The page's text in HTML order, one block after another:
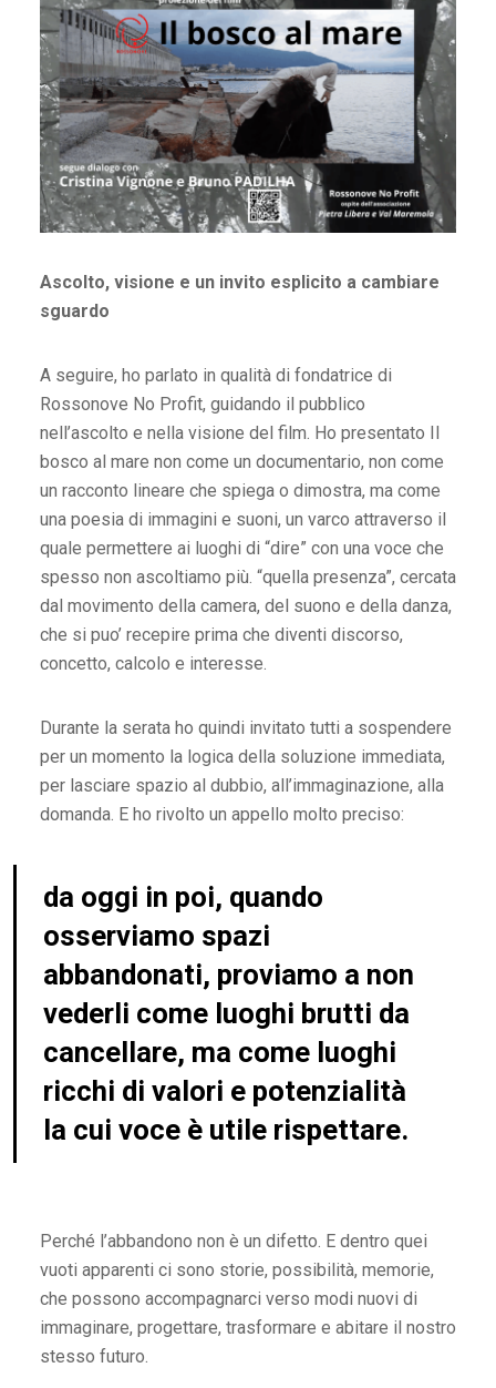
Ascolto, visione e un invito esplicito a cambiare
sguardo
A seguire, ho parlato in qualità di fondatrice di
Rossonove No Profit, guidando il pubblico
nell’ascolto e nella visione del film. Ho presentato Il
bosco al mare non come un documentario, non come
un racconto lineare che spiega o dimostra, ma come
una poesia di immagini e suoni, un varco attraverso il
quale permettere ai luoghi di “dire” con una voce che
spesso non ascoltiamo più. “quella presenza”, cercata
dal movimento della camera, del suono e della danza,
che si puo’ recepire prima che diventi discorso,
concetto, calcolo e interesse.
Durante la serata ho quindi invitato tutti a sospendere
per un momento la logica della soluzione immediata,
per lasciare spazio al dubbio, all’immaginazione, alla
domanda. E ho rivolto un appello molto preciso:
da oggi in poi, quando
osserviamo spazi
abbandonati, proviamo a non
vederli come luoghi brutti da
cancellare, ma come luoghi
ricchi di valori e potenzialità
la cui voce è utile rispettare.
Perché l’abbandono non è un difetto. E dentro quei
vuoti apparenti ci sono storie, possibilità, memorie,
che possono accompagnarci verso modi nuovi di
immaginare, progettare, trasformare e abitare il nostro
stesso futuro.